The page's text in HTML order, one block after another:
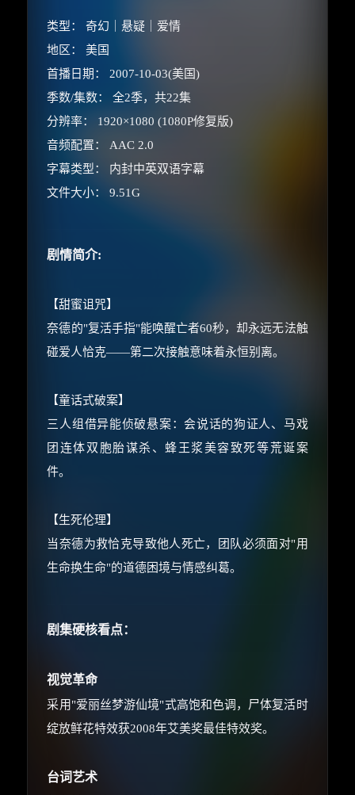
类型： 奇幻｜悬疑｜爱情
地区： 美国
首播日期： 2007-10-03(美国)
季数/集数： 全2季，共22集
分辨率： 1920×1080 (1080P修复版)
音频配置： AAC 2.0
字幕类型： 内封中英双语字幕
文件大小： 9.51G
剧情简介:
【甜蜜诅咒】
奈德的"复活手指"能唤醒亡者60秒，却永远无法触
碰爱人恰克——第二次接触意味着永恒别离。
【童话式破案】
三人组借异能侦破悬案：会说话的狗证人、马戏
团连体双胞胎谋杀、蜂王浆美容致死等荒诞案
件。
【生死伦理】
当奈德为救恰克导致他人死亡，团队必须面对"用
生命换生命"的道德困境与情感纠葛。
剧集硬核看点：
视觉革命
采用"爱丽丝梦游仙境"式高饱和色调，尸体复活时
绽放鲜花特效获2008年艾美奖最佳特效奖。
台词艺术
🧧 福利领取站
☕
价格有浮动，请直接搜索查最低价！
优惠券、活动红包，每日可领。
⚡
☕ 海外大侠？通过 Ko-fi 赐茶